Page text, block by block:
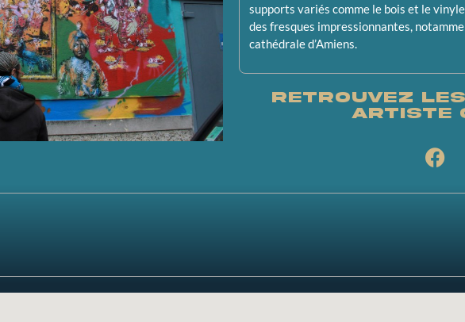
supports variés comme le bois et le
des fresques impressionnantes,
cathédrale d’Amiens.
Retrouvez
Artiste